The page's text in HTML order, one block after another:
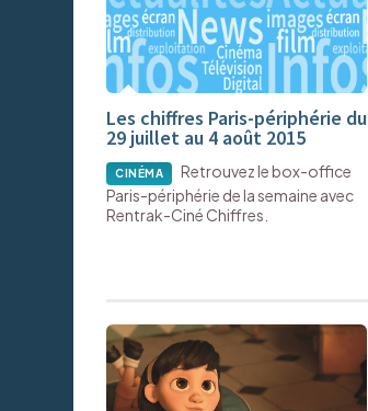
Les chiffres Paris-périphérie du
29 juillet au 4 août 2015
CINÉMA
Retrouvez le box-office
Paris-périphérie de la semaine avec
Rentrak-Ciné Chiffres.